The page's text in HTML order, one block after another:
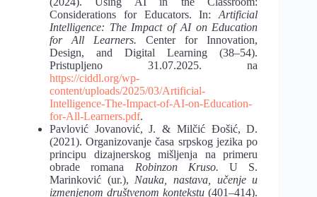
Considerations for Educators. In:Artificial
Intelligence: The Impact of AI on Education
for All Learners.Center for Innovation,
Design, and Digital Learning (38–54).
Pristupljeno 31.07.2025. na
https://ciddl.org/wp-
content/uploads/2025/03/Artificial-
Intelligence-The-Impact-of-AI-on-Education-
for-All-Learners.pdf.
Pavlović Jovanović, J. & Milčić Đošić, D.
(2021). Organizovanje časa srpskog jezika po
principu dizajnerskog mišljenja na primeru
obrade romana Robinzon Kruso. U S.
Marinković (ur.), Nauka, nastava, učenje u
izmenjenom društvenom kontekstu (401–414).